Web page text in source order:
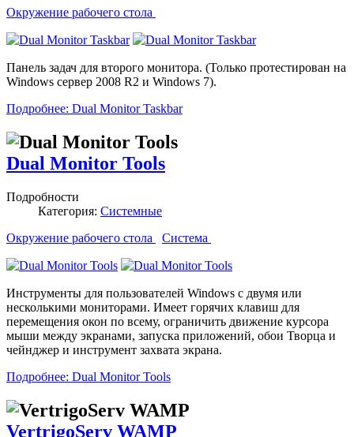
Окружение рабочего стола
Панель задач для второго монитора. (Только протестирован на
Windows сервер 2008 R2 и Windows 7).
Подробнее: Dual Monitor Taskbar
Dual Monitor Tools
Подробности
Категория: Системные
Окружение рабочего стола
Система
Инструменты для пользователей Windows с двумя или
несколькими мониторами. Имеет горячих клавиш для
перемещения окон по всему, ограничить движение курсора
мыши между экранами, запуска приложений, обои Творца и
чейнджер и инструмент захвата экрана.
Подробнее: Dual Monitor Tools
VertrigoServ WAMP